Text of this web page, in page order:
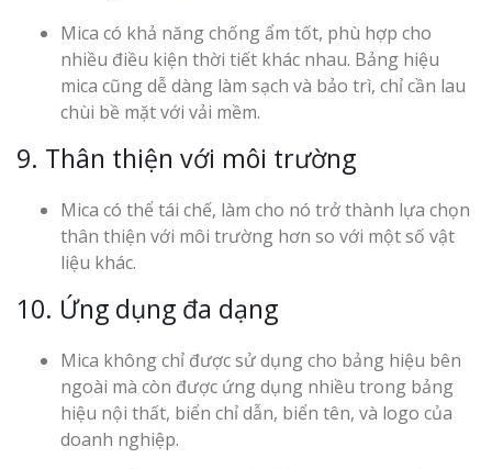
Mica có khả năng chống ẩm tốt, phù hợp cho
nhiều điều kiện thời tiết khác nhau. Bảng hiệu
mica cũng dễ dàng làm sạch và bảo trì, chỉ cần lau
chùi bề mặt với vải mềm.
9. Thân thiện với môi trường
Mica có thể tái chế, làm cho nó trở thành lựa chọn
thân thiện với môi trường hơn so với một số vật
liệu khác.
10. Ứng dụng đa dạng
Mica không chỉ được sử dụng cho bảng hiệu bên
ngoài mà còn được ứng dụng nhiều trong bảng
hiệu nội thất, biển chỉ dẫn, biển tên, và logo của
doanh nghiệp.